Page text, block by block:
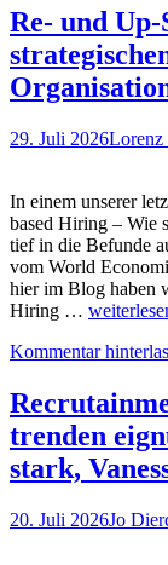
Re- und
29. Juli 2026Lorenz
In einem unserer
based Hiring – Wie
tief in die Befunde
vom World
hier im Blog haben
Hiring … Re-
Up-
Warum
Lernen
zur
Kommentar
trenden
stark,
20. Juli 2026Jo